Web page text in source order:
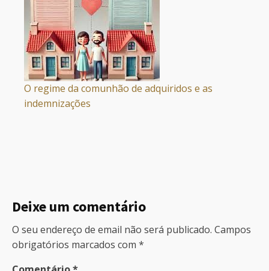
O regime da comunhão de adquiridos e as
indemnizações
Deixe um comentário
O seu endereço de email não será publicado. Campos
obrigatórios marcados com *